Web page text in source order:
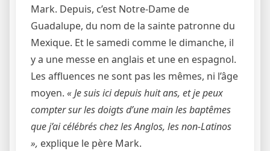
Mark. Depuis, c’est Notre-Dame de
Guadalupe, du nom de la sainte patronne du
Mexique. Et le samedi comme le dimanche, il
y a une messe en anglais et une en espagnol.
Les affluences ne sont pas les mêmes, ni l’âge
moyen. « Je suis ici depuis huit ans, et je peux
compter sur les doigts d’une main les baptêmes
que j’ai célébrés chez les Anglos, les non-Latinos
», explique le père Mark.